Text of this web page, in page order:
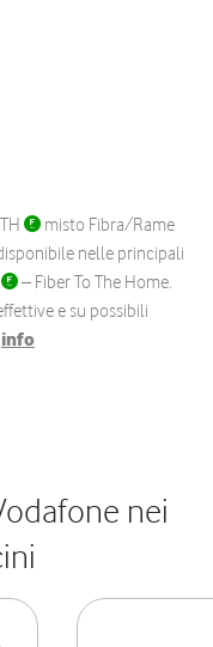
misto Fibra/Rame
nelle principali
– Fiber To The Home.
e su possibili
info
nei